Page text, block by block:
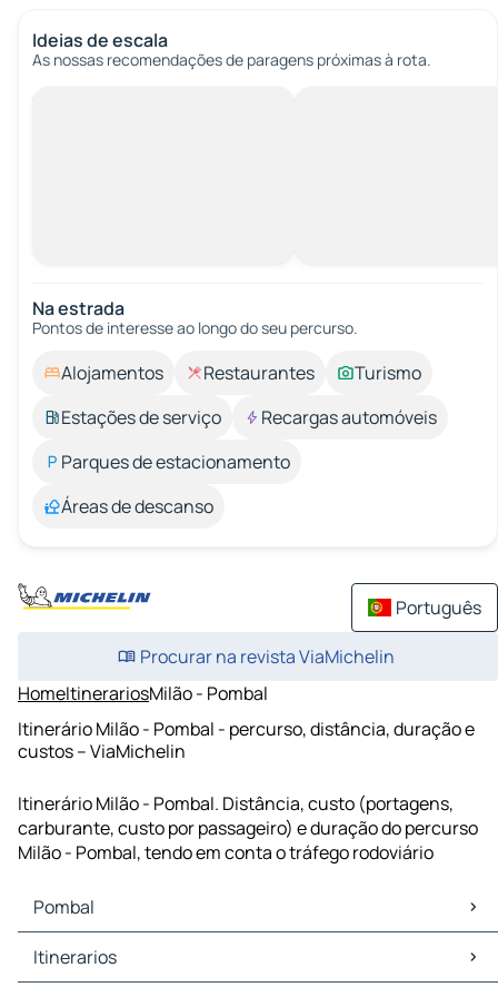
Ideias de escala
As nossas recomendações de paragens próximas à rota.
Na estrada
Pontos de interesse ao longo do seu percurso.
Alojamentos Restaurantes
Turismo
Estações de serviço
Recargas automóveis
Parques de estacionamento
Áreas de descanso
Português
Procurar na revista ViaMichelin
HomeItinerariosMilão - Pombal
Itinerário Milão - Pombal - percurso, distância, duração e
custos – ViaMichelin
Itinerário Milão - Pombal. Distância, custo (portagens,
carburante, custo por passageiro) e duração do percurso
Milão - Pombal, tendo em conta o tráfego rodoviário
Pombal
Pombal Mapas Plantas
Pombal Trafego
Itinerarios